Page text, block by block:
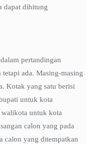
dapat dihitung
pertandingan
ada. Masing-masing
Kotak yang satu berisi
untuk kota
untuk kota
calon yang pada
calon yang ditempatkan